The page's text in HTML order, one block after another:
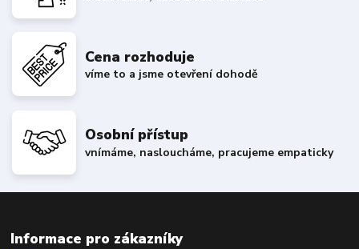
Cena rozhoduje
víme to a jsme otevření dohodě
Osobní přístup
vnímáme, nasloucháme, pracujeme empaticky
Informace pro zákazníky